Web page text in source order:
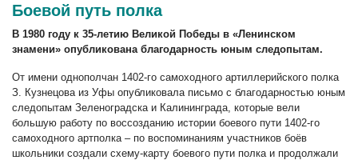
Боевой путь полка
В 1980 году к 35-летию Великой Победы в «Ленинском
знамени» опубликована благодарность юным следопытам.
От имени однополчан 1402-го самоходного артиллерийского полка
З. Кузнецова из Уфы опубликовала письмо с благодарностью юным
следопытам Зеленоградска и Калининграда, которые вели
большую работу по воссозданию истории боевого пути 1402-го
самоходного артполка – по воспоминаниям участников боёв
школьники создали схему-карту боевого пути полка и продолжали